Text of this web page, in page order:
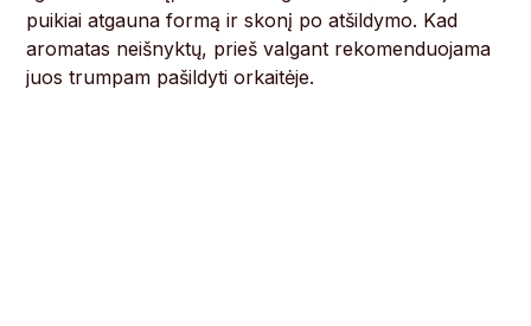
puikiai atgauna formą ir skonį po atšildymo. Kad
aromatas neišnyktų, prieš valgant rekomenduojama
juos trumpam pašildyti orkaitėje.